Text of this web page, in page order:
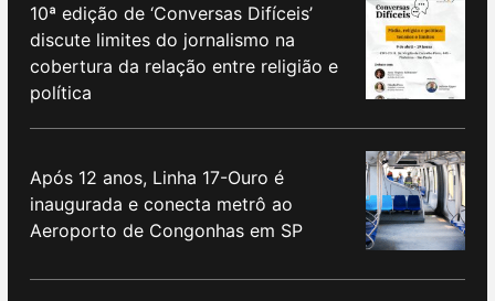
10ª edição de ‘Conversas Difíceis’
discute limites do jornalismo na
cobertura da relação entre religião e
política
Após 12 anos, Linha 17-Ouro é
inaugurada e conecta metrô ao
Aeroporto de Congonhas em SP